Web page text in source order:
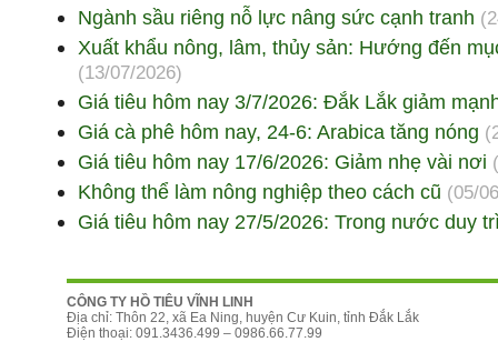
Ngành sầu riêng nỗ lực nâng sức cạnh tranh
Xuất khẩu nông, lâm, thủy sản: Hướng đến
(13/07/2026)
Giá tiêu hôm nay 3/7/2026: Đắk Lắk giảm
Giá cà phê hôm nay, 24-6: Arabica tăng nóng
Giá tiêu hôm nay 17/6/2026: Giảm nhẹ vài nơi
Không thể làm nông nghiệp theo cách cũ (05/
Giá tiêu hôm nay 27/5/2026: Trong nước duy
CÔNG TY HỒ TIÊU VĨNH LINH
Địa chỉ: Thôn 22, xã Ea Ning, huyện Cư Kuin, tỉnh Đắk Lắk
Điện thoại: 091.3436.499 – 0986.66.77.99